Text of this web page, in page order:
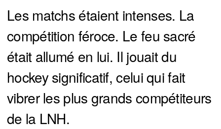
Les matchs étaient intenses. La
compétition féroce. Le feu sacré
était allumé en lui. Il jouait du
hockey significatif, celui qui fait
vibrer les plus grands compétiteurs
de la LNH.